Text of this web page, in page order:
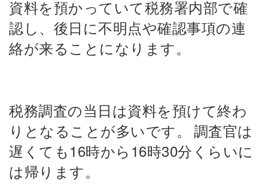
資料を預かっていて税務署内部で確
認し、後日に不明点や確認事項の連
絡が来ることになります。
税務調査の当日は資料を預けて終わ
りとなることが多いです。 調査官は
遅くても16時から16時30分くらいに
は帰ります。